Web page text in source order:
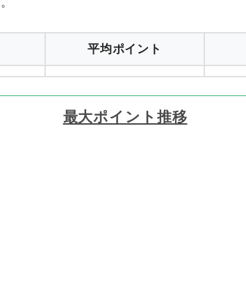
んなのお祝いグルメ）のポイント推移
なのお祝いグルメ）のポイント推移グラフ
平均ポイント